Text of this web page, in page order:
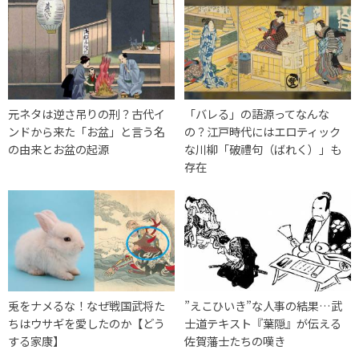
元ネタは逆さ吊りの刑？古代イ
ンドから来た「お盆」と言う名
の由来とお盆の起源
「バレる」の語源ってなんな
の？江戸時代にはエロティック
な川柳「破禮句（ばれく）」も
存在
兎をナメるな！なぜ戦国武将た
ちはウサギを愛したのか【どう
する家康】
”えこひいき”な人事の結果…武
士道テキスト『葉隠』が伝える
佐賀藩士たちの嘆き